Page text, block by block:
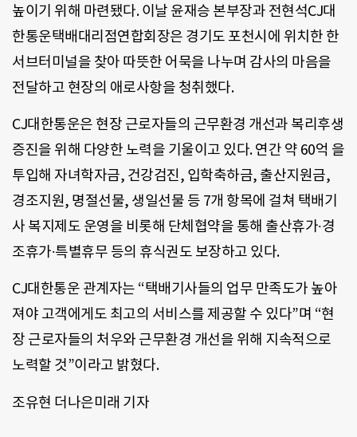
높이기 위해 마련됐다. 이날 윤재승 본부장과 전현석CJ대
한통운택배대리점연합회장은 경기도 포천시에 위치한 한
서브터미널을 찾아 따뜻한 어묵을 나누며 감사의 마음을
전달하고 현장의 애로사항을 청취했다.
CJ대한통운은 현장 근로자들의 근무환경 개선과 복리후생
증진을 위해 다양한 노력을 기울이고 있다. 연간 약 60억 을
투입해 자녀학자금, 건강검진, 입학축하금, 출산지원금,
경조지원, 명절선물, 생일선물 등 7개 항목에 걸쳐 택배기
사 복지제도 운영을 비롯해 단체협약을 통해 출산휴가∙경
조휴가∙특별휴무 등의 휴식권도 보장하고 있다.
CJ대한통운 관계자는 “택배기사들의 업무 만족도가 높아
져야 고객에게도 최고의 서비스를 제공할 수 있다”며 “현
장 근로자들의 처우와 근무환경 개선을 위해 지속적으로
노력할 것”이라고 밝혔다.
조유현 더나은미래 기자